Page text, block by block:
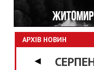
АРХІВ НОВИН
◀